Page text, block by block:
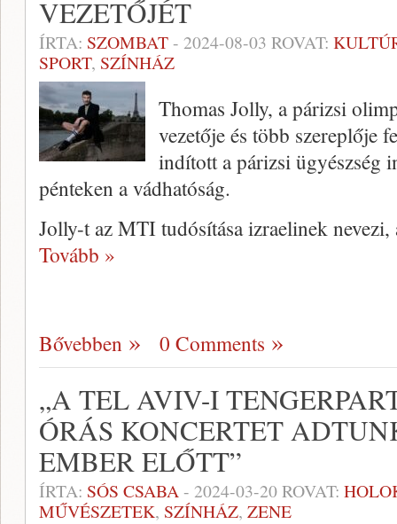
VEZETŐJÉT
ÍRTA: SZOMBAT- 2024-08-03 ROVAT:
SPORT, SZÍNHÁZ
Thomas Jolly, a párizsi
vezetője és több szereplője
indított a párizsi ügyészség
pénteken a vádhatóság.
Jolly-t az MTI tudósítása izraelinek
Tovább »
Bővebben 0 Comments
„A TEL AVIV-I
ÓRÁS KONCERTET
EMBER ELŐTT”
ÍRTA: SÓS CSABA- 2024-03-20ROVAT:
MŰVÉSZETEK, SZÍNHÁZ, ZENE